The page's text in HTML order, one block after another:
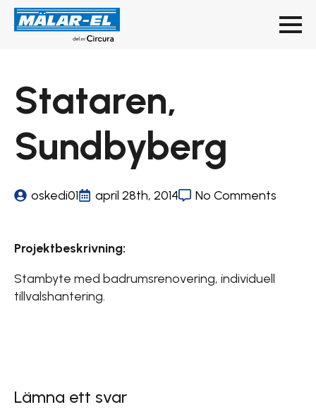
Stataren,
Sundbyberg
oskedi01 april 28th, 2014 No Comments
Projektbeskrivning:
Stambyte med badrumsrenovering, individuell
tillvalshantering.
Lämna ett svar